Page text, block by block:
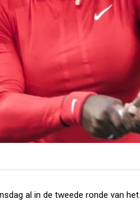
al in de tweede ronde van